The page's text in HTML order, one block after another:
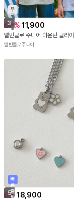
3
무
료
배
송
66% 11,900
앨빈클로주니어
5
빠
른
출
발
6% 18,900